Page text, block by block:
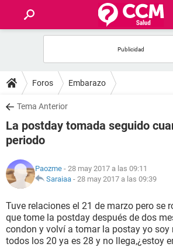
FOROS
SALUD
FAMILIA
NUTRICIÓN
SEXUALIDAD
Foros Embarazo
Tema Anterior
La postday tomada seguido
periodo
Paozme - 28 may 2017 a las 09:11
Saraiaa - 28 may 2017 a las 09:39
Tuve relaciones el 21 de marzo pero se
que tome la postday después de dos
condon y volví a tomar la postay yo soy
todos los 20 ya es 28 y no llega,¿estoy